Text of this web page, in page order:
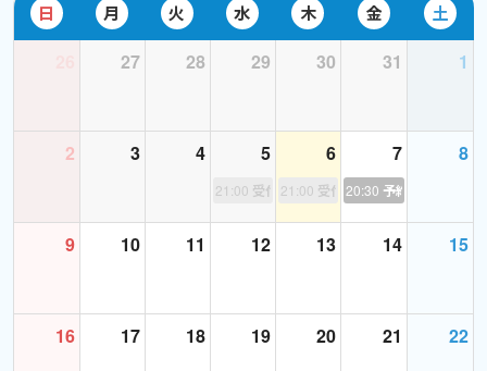
ちなみに、レッスン生のおひとりは、2023年度第3回の英検１級の
語彙問題で、25問中24正解されました。
どの級でも単語が得点源になる教え方をします！
単語がうまく軌道に乗っていくと、今度は文法です。これもコツが
苦手だという人が私のレッスンを受けたあと、英検の筆記の点数
てご受講していただけます）
日 月 火 水 木 金 土
27 28 29 30 31 1
2 3 4 5
21:00 受付終了
6
21:00 受付終了
7
20:30 予約あり
8
9 10 11 12 13 14 15
16 17 18 19 20 21 22